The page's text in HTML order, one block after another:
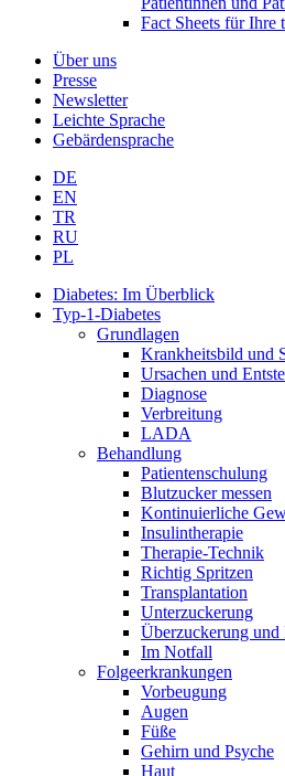
Fact Sheets für Ihre
Über uns
Presse
Newsletter
Leichte Sprache
Gebärdensprache
DE
EN
TR
RU
PL
Diabetes: Im Überblick
Typ-1-Diabetes
Grundlagen
Krankheitsbild und
Ursachen und
Diagnose
Verbreitung
LADA
Behandlung
Patientenschulung
Blutzucker messen
Kontinuierliche
Insulintherapie
Therapie-Technik
Richtig Spritzen
Transplantation
Unterzuckerung
Überzuckerung und
Im Notfall
Folgeerkrankungen
Vorbeugung
Augen
Füße
Gehirn und Psyche
Haut